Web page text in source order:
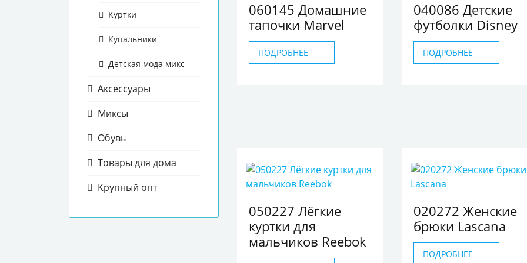
Куртки
Купальники
Детская мода микс
Аксессуары
Миксы
Обувь
Товары для дома
Крупный опт
060145 Домашние
тапочки Marvel
ПОДРОБНЕЕ
040086 Детские
футболки Disney
ПОДРОБНЕЕ
050227 Лёгкие
куртки для
мальчиков Reebok
020272 Женские
брюки Lascana
ПОДРОБНЕЕ